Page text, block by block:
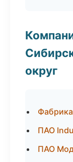
округ
ПАО
ПАО